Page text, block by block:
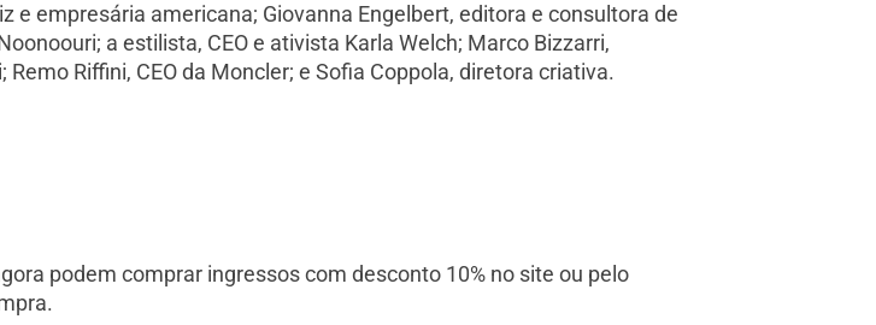
empresária americana; Giovanna Engelbert, editora e consultora de
a estilista, CEO e ativista Karla Welch; Marco Bizzarri,
Riffini, CEO da Moncler; e Sofia Coppola, diretora criativa.
podem comprar ingressos com desconto 10% no site ou pelo